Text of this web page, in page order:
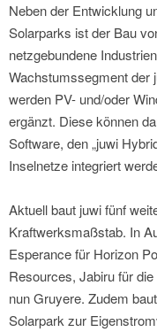
Neben der Entwicklung
Solarparks ist der Bau
netzgebundene
Wachstumssegment der
werden PV- und/oder
ergänzt. Diese können
Software, den „juwi
Inselnetze integriert
Aktuell baut juwi fünf
Kraftwerksmaßstab. In
Esperance für Horizon
Resources, Jabiru für
nun Gruyere. Zudem
Solarpark zur